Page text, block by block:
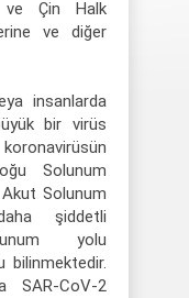
ve Çin Halk
ve diğer
insanlarda
bir virüs
Solunum
Solunum
şiddetli
yolu
bilinmektedir.
SAR-CoV-2